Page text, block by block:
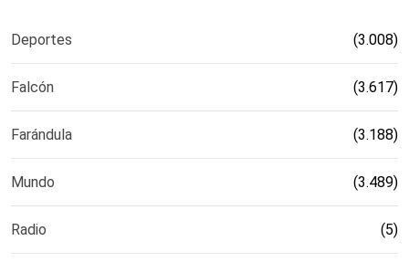
Deportes (3.008)
Falcón (3.617)
Farándula (3.188)
Mundo (3.489)
Radio (5)